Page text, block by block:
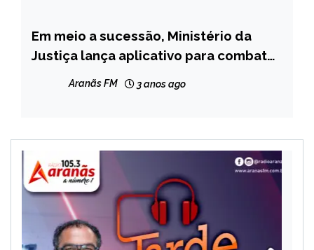
BRASIL
NOTÍCIAS
Em meio a sucessão, Ministério da
Justiça lança aplicativo para combater
Aranãs FM 3 anos ago